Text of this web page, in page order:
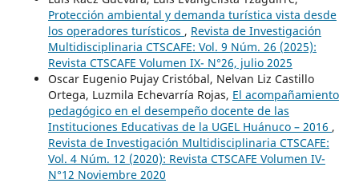
Protección ambiental y demanda turística vista desde
los operadores turísticos , Revista de Investigación
Multidisciplinaria CTSCAFE: Vol. 9 Núm. 26 (2025):
Revista CTSCAFE Volumen IX- N°26, julio 2025
Oscar Eugenio Pujay Cristóbal, Nelvan Liz Castillo
Ortega, Luzmila Echevarría Rojas, El acompañamiento
pedagógico en el desempeño docente de las
Instituciones Educativas de la UGEL Huánuco – 2016 ,
Revista de Investigación Multidisciplinaria CTSCAFE:
Vol. 4 Núm. 12 (2020): Revista CTSCAFE Volumen IV-
N°12 Noviembre 2020